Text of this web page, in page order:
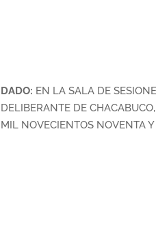
DADO: EN LA SALA DE
DELIBERANTE DE
MIL NOVECIENTOS NOVENTA